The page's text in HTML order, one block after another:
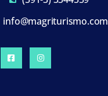
info@magriturismo.com